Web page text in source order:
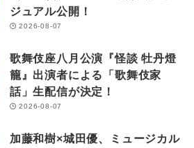
ジュアル公開！
2026-08-07
歌舞伎座八月公演『怪談 牡丹燈
籠』出演者による「歌舞伎家
話」生配信が決定！
2026-08-07
加藤和樹×城田優、ミュージカル